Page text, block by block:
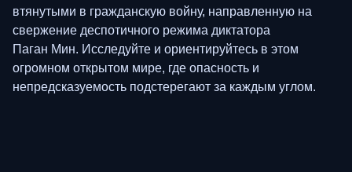
втянутыми в гражданскую войну, направленную на
свержение деспотичного режима диктатора
Паган Мин. Исследуйте и ориентируйтесь в этом
огромном открытом мире, где опасность и
непредсказуемость подстерегают за каждым углом.